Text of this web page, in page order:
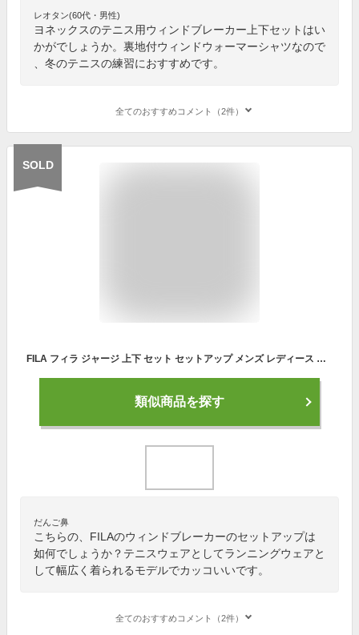
レオタン(60代・男性)
ヨネックスのテニス用ウィンドブレーカー上下セットはい
かがでしょうか。裏地付ウィンドウォーマーシャツなので
、冬のテニスの練習におすすめです。
全てのおすすめコメント（2件）
SOLD
FILA フィラ ジャージ 上下 セット セットアップ メンズ レディース ナイロンジャケット フーディー ウインドブレーカー 裏メッシュ ブランド ロゴ ジャケット パンツ 大きいサイズ スポーツ 中学生 高校生 黒 春 秋 冬 2025 karlas別注
類似商品を探す
だんご鼻
こちらの、FILAのウィンドブレーカーのセットアップは
如何でしょうか？テニスウェアとしてランニングウェアと
して幅広く着られるモデルでカッコいいです。
全てのおすすめコメント（2件）